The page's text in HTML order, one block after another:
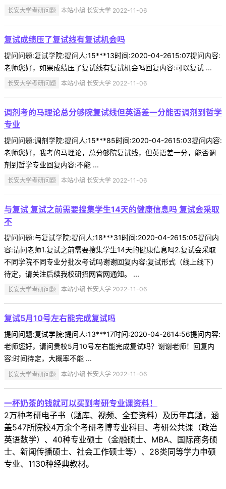
长安大学考研问题 本站小编 长安大学 2022-11-06
复试成绩压了复试线有复试机会吗
提问问题:复试学院:提问人:15***13时间:2020-04-2615:07提问内容:
老师您好，如果成绩压了复试线有复试机会吗回复内容:可以复试 ...
长安大学考研问题 本站小编 长安大学 2022-11-06
调剂考的马理论总分够院复试线但英语差一分能否调剂到哲学
专业
提问问题:调剂学院:提问人:15***85时间:2020-04-2615:03提问内容:
老师您好，我考的马理论，总分够院复试线，但英语差一分，能否调
剂到哲学专业回复内容:不能 ...
长安大学考研问题 本站小编 长安大学 2022-11-06
与复试 复试之前需要搜集学生14天的健康信息吗 复试会采取
不
提问问题:与复试学院:提问人:18***31时间:2020-04-2615:05提问内
容:请问老师1.复试之前需要搜集学生14天的健康信息吗2.复试会采取
不同学院不同专业分批次考试吗谢谢回复内容:复试形式（线上线下）
待定，请关注后续我校研招网官网通知。 ...
长安大学考研问题 本站小编 长安大学 2022-11-06
复试5月10号左右能完成复试吗
提问问题:复试学院:提问人:13***17时间:2020-04-2614:56提问内容:
老师您好，请问贵校5月10号左右能完成复试吗？谢谢老师！回复内
容:时间待定，大概率不能 ...
长安大学考研问题 本站小编 长安大学 2022-11-06
一杯奶茶的钱就可以买到考研专业课资料！
2万种考研电子书（题库、视频、全套资料）及历年真题，涵
盖547所院校4万余个考研考博专业科目、考研公共课（政治
英语数学）、40种专业硕士（金融硕士、MBA、国际商务硕
士、新闻传播硕士、社会工作硕士等）、28类同等学力申硕
专业、1130种经典教材。